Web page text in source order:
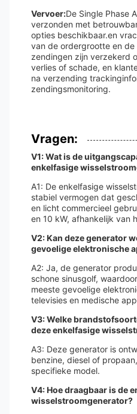
Vervoer:De Single Phase
verzonden met
opties beschikbaar.en
van de ordergrootte en de
zendingen zijn verzekerd
verlies of schade, en
na verzending
zendingsmonitoring.
Vragen:
V1: Wat is de
enkelfasige
A1: De enkelfasige
stabiel vermogen dat
en licht commercieel
en 10 kW, afhankelijk van
V2: Kan deze generator
gevoelige elektronische
A2: Ja, de generator
schone sinusgolf,
meeste gevoelige
televisies en medische
V3: Welke
deze enkelfasige
A3: Deze generator is
benzine, diesel of
specifieke model.
V4: Hoe draagbaar is de
wisselstroomgenerator?